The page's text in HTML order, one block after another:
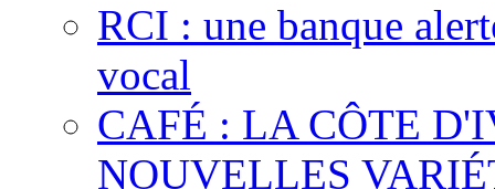
RCI : une banque
vocal
CAFÉ : LA CÔTE
NOUVELLES